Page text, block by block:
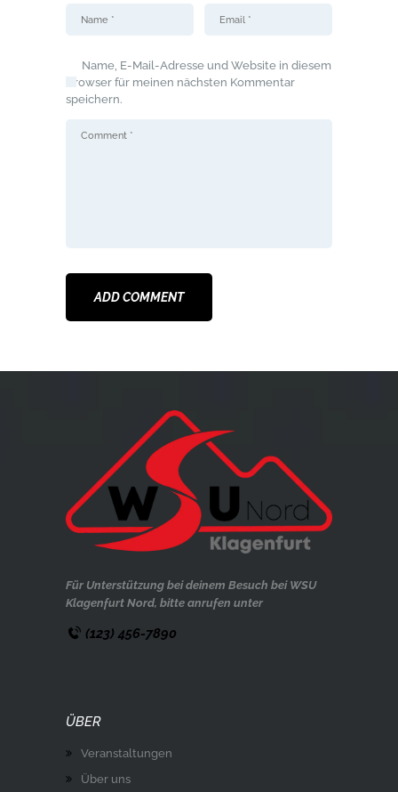
Name, E-Mail-Adresse und Website in diesem
Browser für meinen nächsten Kommentar
speichern.
Für Unterstützung bei deinem Besuch bei WSU
Klagenfurt Nord, bitte anrufen unter
(123) 456-7890
ÜBER
Veranstaltungen
Über uns